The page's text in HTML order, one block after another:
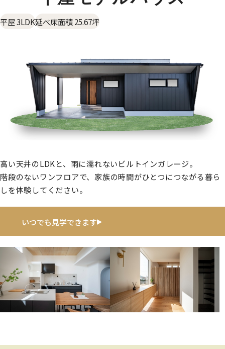
平屋 3LDK延べ床面積 25.67坪
高い天井のLDKと、雨に濡れないビルトインガレージ。
階段のないワンフロアで、家族の時間がひとつにつながる暮ら
しを体験してください。
いつでも見学できます